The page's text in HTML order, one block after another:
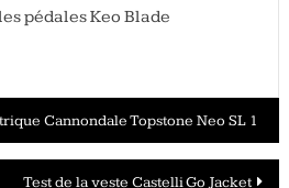
pédales Keo Blade
Cannondale Topstone Neo SL 1
Test de la veste Castelli Go Jacket